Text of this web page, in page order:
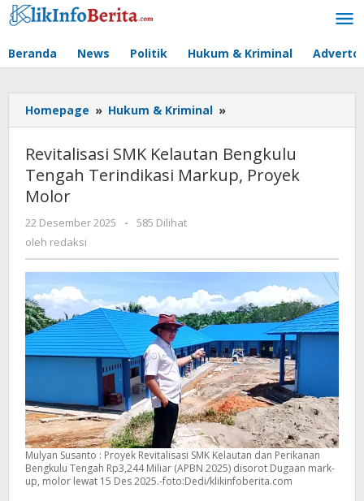
Lewati
ke
Beranda News Politik Hukum & Kriminal
Homepage » Hukum & Kriminal »
SMK
Bengkulu
Tengah
Revitalisasi SMK Kelautan Bengkulu
Tengah Terindikasi Markup, Proyek
Molor
22 Desember 2025
oleh
-
585 Dilihat
oleh redaksi
Mulyan Susanto : Proyek Revitalisasi SMK Kelautan dan Perikanan
Bengkulu Tengah Rp3,244 Miliar (APBN 2025) disorot Dugaan mark-
up, molor lewat 15 Des 2025.-foto:Dedi/klikinfoberita.com